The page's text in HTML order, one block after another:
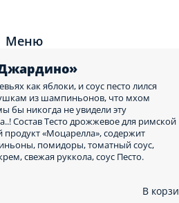
Меню
как яблоки, и соус песто лился
из шампиньонов, что мхом
бы никогда не увидели эту
Состав Тесто дрожжевое для римской
«Моцарелла», содержит
помидоры, томатный соус,
свежая руккола, соус Песто.
В